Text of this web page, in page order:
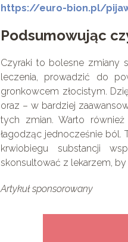
https://euro-bion.pl/
Podsumowując
Czyraki to bolesne zmiany
leczenia, prowadzić do
gronkowcem złocistym.
oraz – w bardziej
tych zmian. Warto
łagodząc jednocześnie ból.
krwiobiegu substancji
skonsultować z lekarzem,
Artykuł sponsorowany